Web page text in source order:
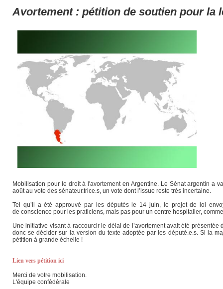
Avortement : pétition de soutien pour la
Mobilisation pour le droit à l'avortement en Argentine. Le Sénat argentin a
août au vote des sénateur.trice.s, un vote dont l’issue reste très incertaine.
Tel qu’il a été approuvé par les députés le 14 juin, le projet de loi
de conscience pour les praticiens, mais pas pour un centre hospitalier,
Une initiative visant à raccourcir le délai de l’avortement avait été
donc se décider sur la version du texte adoptée par les député.e.s. Si la
pétition à grande échelle !
Lien vers pétition ici
Merci de votre mobilisation.
L'équipe confédérale